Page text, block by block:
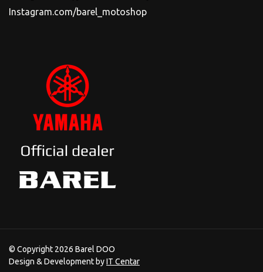
Instagram.com/barel_motoshop
© Copyright 2026 Barel DOO
Design & Development byIT Centar